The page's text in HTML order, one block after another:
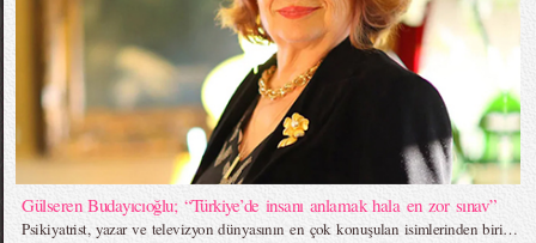
Gülseren Budayıcıoğlu; “Türkiye’de insanı anlamak hala en zor sınav”
Psikiyatrist, yazar ve televizyon dünyasının en çok konuşulan isimlerinden biri…